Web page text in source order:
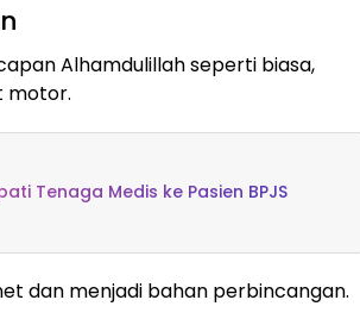
Alhamdulillah seperti biasa,
motor.
Tenaga Medis ke Pasien BPJS
dan menjadi bahan perbincangan.